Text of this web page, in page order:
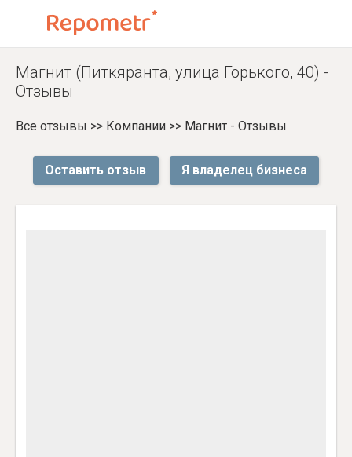
Магнит (Питкяранта, улица Горького, 40) -
Отзывы
Все отзывы >> Компании >> Магнит - Отзывы
Оставить отзыв Я владелец бизнеса